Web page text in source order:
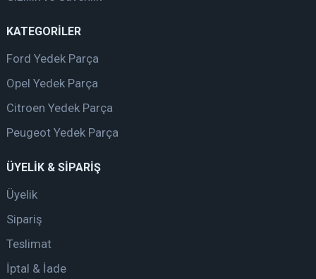
KATEGORİLER
Ford Yedek Parça
Opel Yedek Parça
Citroen Yedek Parça
Peugeot Yedek Parça
ÜYELİK & SİPARİŞ
Üyelik
Sipariş
Teslimat
İptal & İade